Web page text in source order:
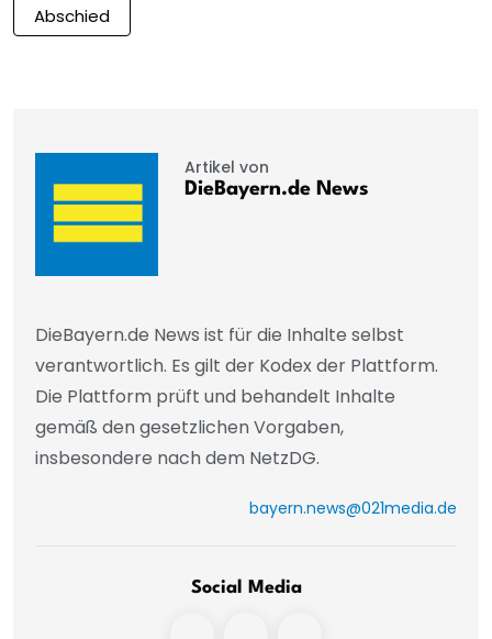
Abschied
Artikel von
DieBayern.de News
DieBayern.de News ist für die Inhalte selbst
verantwortlich. Es gilt der Kodex der Plattform.
Die Plattform prüft und behandelt Inhalte
gemäß den gesetzlichen Vorgaben,
insbesondere nach dem NetzDG.
bayern.news@021media.de
Social Media